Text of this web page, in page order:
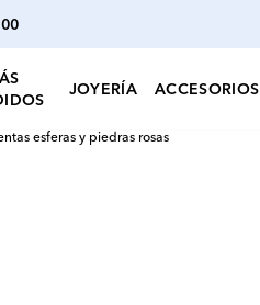
JOYERÍA ACCESORIOS
esferas y piedras rosas